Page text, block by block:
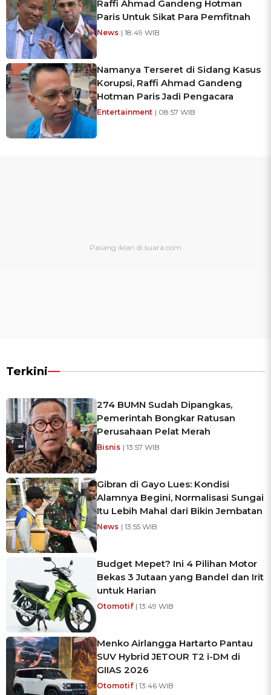
Raffi Ahmad Gandeng Hotman
Paris Untuk Sikat Para Pemfitnah
News | 18:49 WIB
Namanya Terseret di Sidang Kasus
Korupsi, Raffi Ahmad Gandeng
Hotman Paris Jadi Pengacara
Entertainment | 08:57 WIB
Terkini
274 BUMN Sudah Dipangkas,
Pemerintah Bongkar Ratusan
Perusahaan Pelat Merah
Bisnis | 13:57 WIB
Gibran di Gayo Lues: Kondisi
Alamnya Begini, Normalisasi Sungai
Itu Lebih Mahal dari Bikin Jembatan
News | 13:55 WIB
Budget Mepet? Ini 4 Pilihan Motor
Bekas 3 Jutaan yang Bandel dan Irit
untuk Harian
Otomotif | 13:49 WIB
Menko Airlangga Hartarto Pantau
SUV Hybrid JETOUR T2 i-DM di
GIIAS 2026
Otomotif | 13:46 WIB